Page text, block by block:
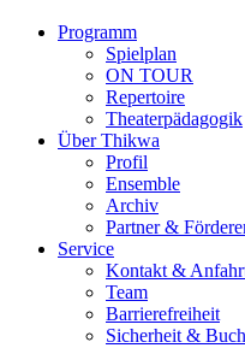
Programm
Spielplan
ON TOUR
Repertoire
Theaterpädagogik
Über Thikwa
Profil
Ensemble
Archiv
Partner &
Service
Kontakt &
Team
Barrierefreiheit
Sicherheit &